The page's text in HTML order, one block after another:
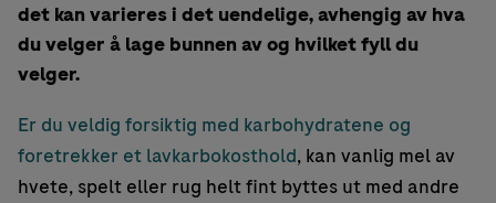
det kan varieres i det uendelige, avhengig av hva
du velger å lage bunnen av og hvilket fyll du
velger.
Er du veldig forsiktig med karbohydratene og
foretrekker et lavkarbokosthold, kan vanlig mel av
hvete, spelt eller rug helt fint byttes ut med andre